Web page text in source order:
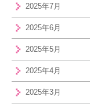
2025年7月
2025年6月
2025年5月
2025年4月
2025年3月